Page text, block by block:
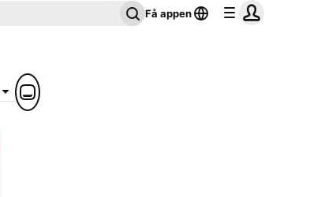
Få appen